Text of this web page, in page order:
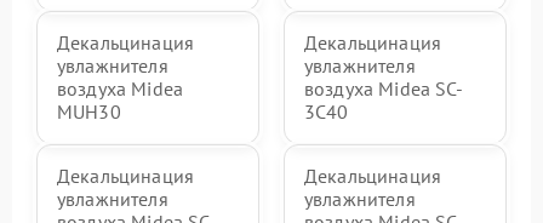
Декальцинация
увлажнителя
воздуха Midea
MUH30
Декальцинация
увлажнителя
воздуха Midea SC-
3C40
Декальцинация
увлажнителя
Декальцинация
увлажнителя